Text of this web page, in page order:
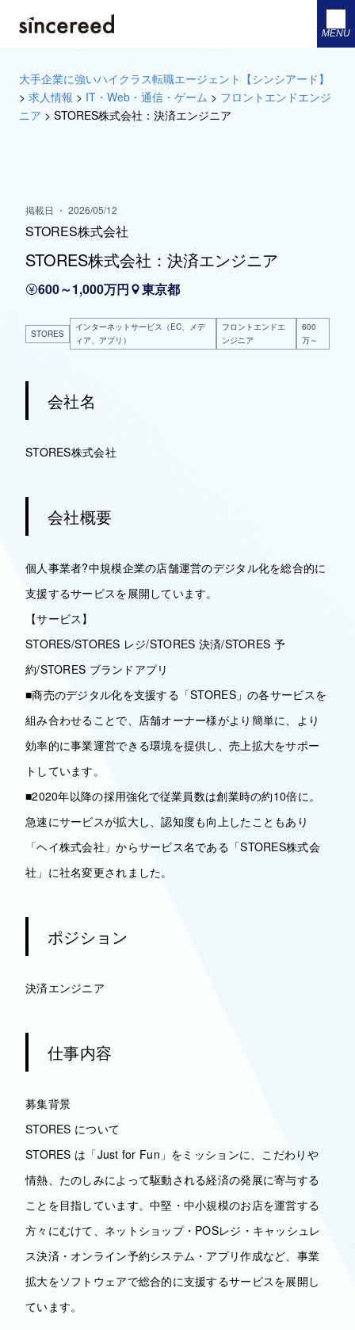
MENU
大手企業に強いハイクラス転職エージェント【シンシアード】
> 求人情報 > IT・Web・通信・ゲーム > フロントエンドエンジ
ニア > STORES株式会社：決済エンジニア
掲載日 ・ 2026/05/12
STORES株式会社
STORES株式会社：決済エンジニア
600～1,000万円 東京都
STORES
インターネットサービス（EC、メデ
ィア、アプリ）
フロントエンドエ
ンジニア
600
万～
会社名
STORES株式会社
会社概要
個人事業者?中規模企業の店舗運営のデジタル化を総合的に
支援するサービスを展開しています。
【サービス】
STORES/STORES レジ/STORES 決済/STORES 予
約/STORES ブランドアプリ
■商売のデジタル化を支援する「STORES」の各サービスを
組み合わせることで、店舗オーナー様がより簡単に、より
効率的に事業運営できる環境を提供し、売上拡大をサポー
トしています。
■2020年以降の採用強化で従業員数は創業時の約10倍に。
急速にサービスが拡大し、認知度も向上したこともあり
「ヘイ株式会社」からサービス名である「STORES株式会
社」に社名変更されました。
ポジション
決済エンジニア
仕事内容
募集背景
STORES について
STORES は「Just for Fun」をミッションに、こだわりや
情熱、たのしみによって駆動される経済の発展に寄与する
ことを目指しています。中堅・中小規模のお店を運営する
方々にむけて、ネットショップ・POSレジ・キャッシュレ
ス決済・オンライン予約システム・アプリ作成など、事業
拡大をソフトウェアで総合的に支援するサービスを展開し
ています。